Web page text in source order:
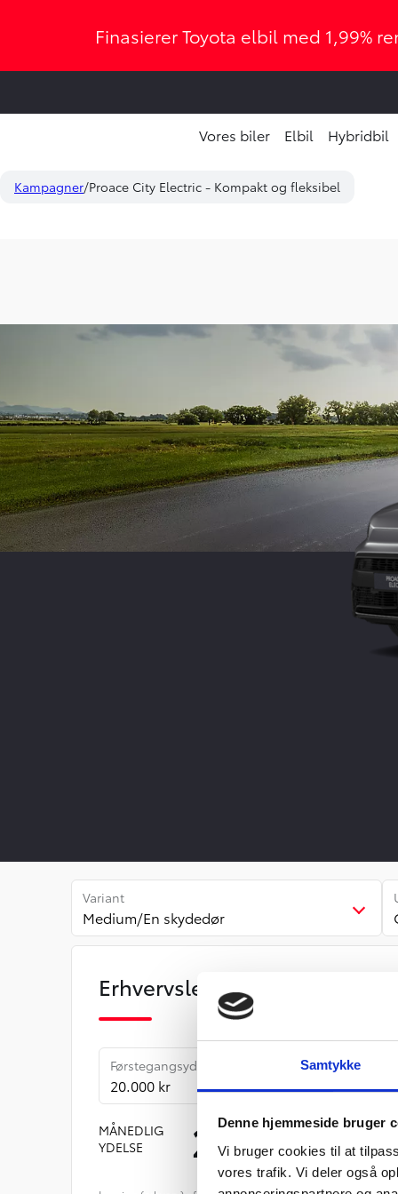
Samtykke
Denne hjemmeside bruger
Vi bruger cookies til at
vores trafik. Vi deler også
Finasierer Toyota elbil med 1,99%
Vores biler Elbil Hybridbil
Kampagner Proace City Electric - Kompakt og fleksibel
Variant
Medium/En skydedør
Erhvervsleasing
Førstegangsydelse
20.000 kr
MÅNEDLIG
YDELSE
2.071 KR